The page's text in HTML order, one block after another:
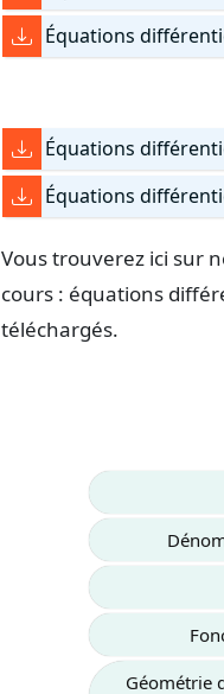
Équations
Équations
Équations
Vous trouverez ici sur
cours : équations
téléchargés.
Géométrie